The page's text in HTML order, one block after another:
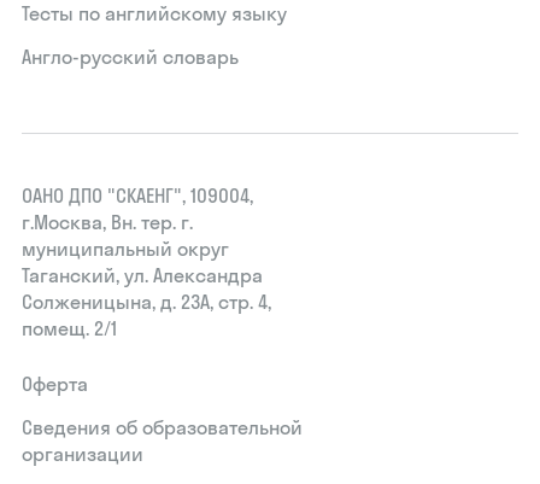
Тесты по английскому языку
Англо-русский словарь
ОАНО ДПО "СКАЕНГ", 109004,
г.Москва, Вн. тер. г.
муниципальный округ
Таганский, ул. Александра
Солженицына, д. 23А, стр. 4,
помещ. 2/1
Оферта
Сведения об образовательной
организации